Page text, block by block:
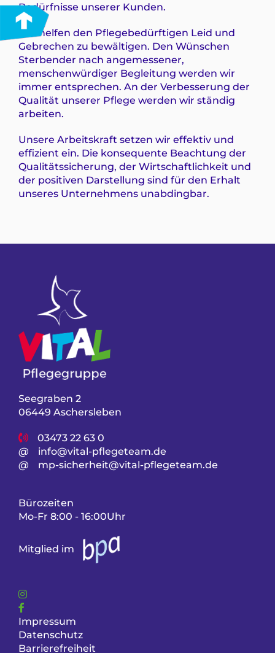
Bedürfnisse unserer Kunden.
Wir helfen den Pflegebedürftigen Leid und
Gebrechen zu bewältigen. Den Wünschen
Sterbender nach angemessener,
menschenwürdiger Begleitung werden wir
immer entsprechen. An der Verbesserung der
Qualität unserer Pflege werden wir ständig
arbeiten.
Unsere Arbeitskraft setzen wir effektiv und
effizient ein. Die konsequente Beachtung der
Qualitätssicherung, der Wirtschaftlichkeit und
der positiven Darstellung sind für den Erhalt
unseres Unternehmens unabdingbar.
Seegraben 2
06449 Aschersleben
03473 22 63 0
@
info@vital-pflegeteam.de
@
mp-sicherheit@vital-pflegeteam.de
Bürozeiten
Mo-Fr 8:00 - 16:00Uhr
Mitglied im
Impressum
Datenschutz
Barrierefreiheit